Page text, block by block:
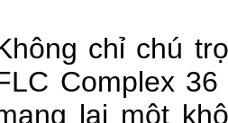
chỉ chú
Complex
lại một